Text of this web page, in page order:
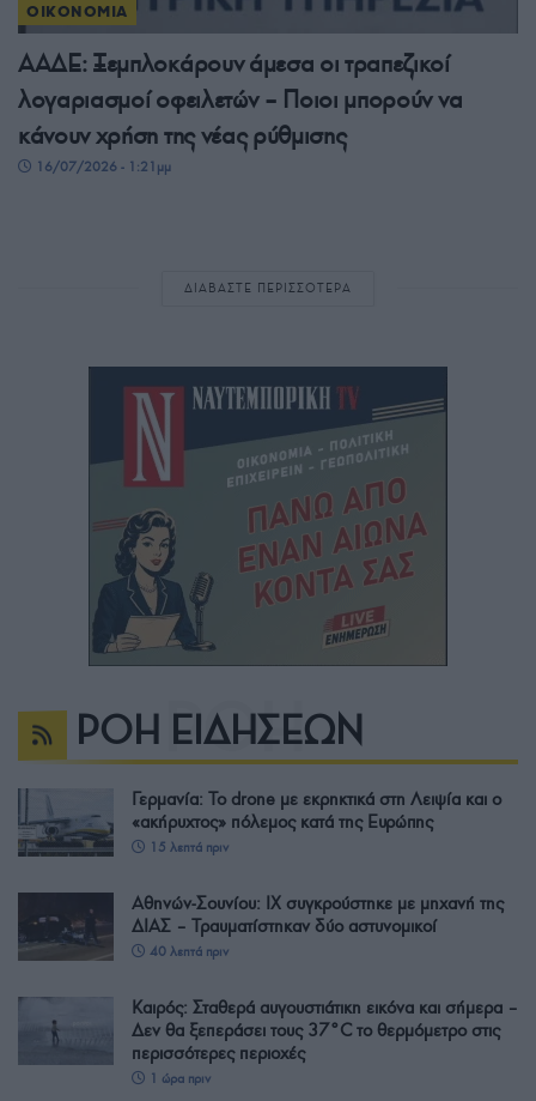
ΟΙΚΟΝΟΜΙΑ
ΑΑΔΕ: Ξεμπλοκάρουν άμεσα οι τραπεζικοί
λογαριασμοί οφειλετών – Ποιοι μπορούν να
κάνουν χρήση της νέας ρύθμισης
16/07/2026 - 1:21μμ
ΔΙΑΒΑΣΤΕ ΠΕΡΙΣΣΟΤΕΡΑ
ΡΟΗ ΕΙΔΗΣΕΩΝ
Γερμανία: Το drone με εκρηκτικά στη Λειψία και ο
«ακήρυχτος» πόλεμος κατά της Ευρώπης
15 λεπτά πριν
Αθηνών-Σουνίου: ΙΧ συγκρούστηκε με μηχανή της
ΔΙΑΣ – Τραυματίστηκαν δύο αστυνομικοί
40 λεπτά πριν
Καιρός: Σταθερά αυγουστιάτικη εικόνα και σήμερα –
Δεν θα ξεπεράσει τους 37°C το θερμόμετρο στις
περισσότερες περιοχές
1 ώρα πριν